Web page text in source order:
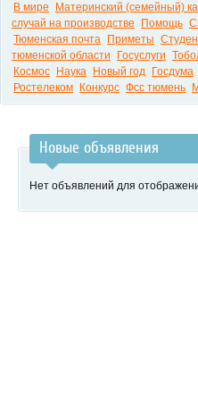
В мире
Материнский (семейный)
случай на производстве
Помощь
Тюменская почта
Приметы
тюменской области
Госуслуги
Космос
Наука Новый год Госдума
Ростелеком
Конкурс Фсс тюмень
Новые объявления
Нет объявлений для